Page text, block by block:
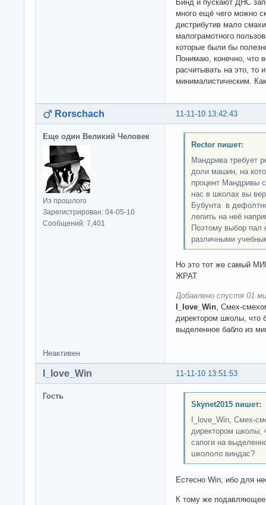
Бинд и пускают ДНС
много ещё чего можно
дистрибутив мало
малограмотного
которые были бы
Понимаю, конечно, что
расчитывать на это, то
минималистическим.
11-11-10 13:42:43
Rorschach
Еще один Великий Человек
Из прошлого
Зарегистрирован: 04-05-10
Сообщений: 7,401
Rector пишет:
Мандрива требует
доли машин, на
процент Мандривы
нас в школах вы
Бубунта в
лепить на неё
Поэтому выбор пал
различными
Но это тот же самый
ЖРАТ
Добавлено спустя 01
I_love_Win, Смех-
директором школы, что
выделенное бабло из
Неактивен
11-11-10 13:51:53
I_love_Win
Гость
Skynet2015 пишет:
I_love_Win, Смех-
директором школы,
сапоги на
школоло виндас?
Естесно Win, ибо для
К тому же подавляющее